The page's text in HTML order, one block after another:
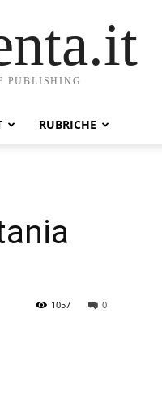
PUBLISHING
RUBRICHE
0
1057